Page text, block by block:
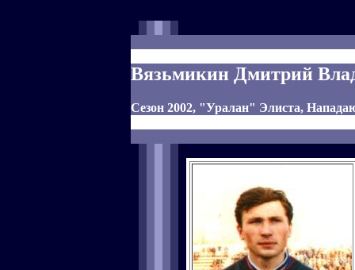
Вязьмикин Дмитрий
Сезон 2002, "Уралан" Элиста,